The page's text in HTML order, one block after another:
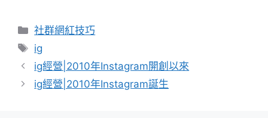
分
類
社群網紅技巧
標
籤
ig
ig經營|2010年Instagram開創以來
ig經營|2010年Instagram誕生